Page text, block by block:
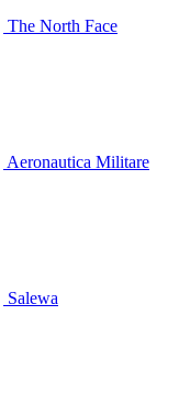
The North Face
Aeronautica Militare
Salewa